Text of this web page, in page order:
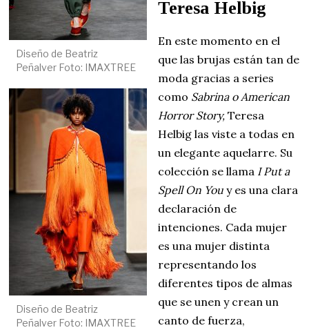
Diseño de Beatriz
Peñalver Foto: IMAXTREE
Diseño de Beatriz
Peñalver Foto: IMAXTREE
Teresa Helbig
En este momento en el
que las brujas están tan de
moda gracias a series
como Sabrina o American
Horror Story, Teresa
Helbig las viste a todas en
un elegante aquelarre. Su
colección se llama I Put a
Spell On You y es una clara
declaración de
intenciones. Cada mujer
es una mujer distinta
representando los
diferentes tipos de almas
que se unen y crean un
canto de fuerza,